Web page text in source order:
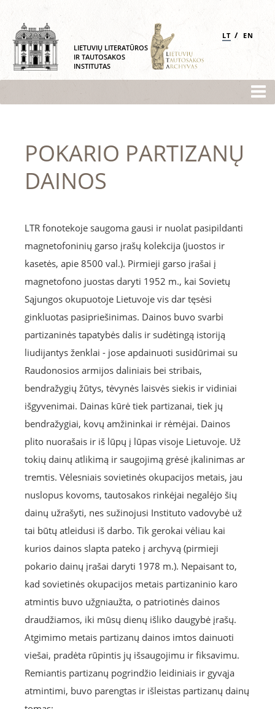
LIETUVIŲ LITERATŪROS
IR TAUTOSAKOS
INSTITUTAS
LT / EN
POKARIO PARTIZANŲ
DAINOS
LTR fonotekoje saugoma gausi ir nuolat pasipildanti
magnetofoninių garso įrašų kolekcija (juostos ir
kasetės, apie 8500 val.). Pirmieji garso įrašai į
magnetofono juostas daryti 1952 m., kai Sovietų
Sąjungos okupuotoje Lietuvoje vis dar tęsėsi
ginkluotas pasipriešinimas. Dainos buvo svarbi
partizaninės tapatybės dalis ir sudėtingą istoriją
liudijantys ženklai - jose apdainuoti susidūrimai su
Raudonosios armijos daliniais bei stribais,
bendražygių žūtys, tėvynės laisvės siekis ir vidiniai
išgyvenimai. Dainas kūrė tiek partizanai, tiek jų
bendražygiai, kovų amžininkai ir rėmėjai. Dainos
plito nuorašais ir iš lūpų į lūpas visoje Lietuvoje. Už
tokių dainų atlikimą ir saugojimą grėsė įkalinimas ar
tremtis. Vėlesniais sovietinės okupacijos metais, jau
nuslopus kovoms, tautosakos rinkėjai negalėjo šių
dainų užrašyti, nes sužinojusi Instituto vadovybė už
tai būtų atleidusi iš darbo. Tik gerokai vėliau kai
kurios dainos slapta pateko į archyvą (pirmieji
pokario dainų įrašai daryti 1978 m.). Nepaisant to,
kad sovietinės okupacijos metais partizaninio karo
atmintis buvo užgniaužta, o patriotinės dainos
draudžiamos, iki mūsų dienų išliko daugybė įrašų.
Atgimimo metais partizanų dainos imtos dainuoti
viešai, pradėta rūpintis jų išsaugojimu ir fiksavimu.
Remiantis partizanų pogrindžio leidiniais ir gyvąja
atmintimi, buvo parengtas ir išleistas partizanų dainų